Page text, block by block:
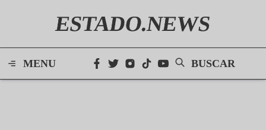
ESTADO.NEWS
MENU BUSCAR